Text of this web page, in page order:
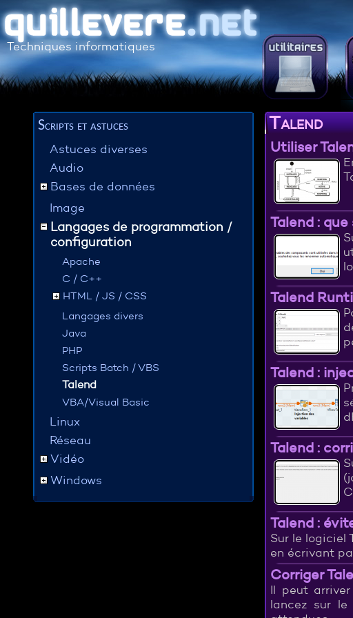
Techniques informatiques
Scripts et astuces
Astuces diverses
Audio
Bases de données
Image
Langages de programmation /
configuration
Apache
C / C++
HTML / JS / CSS
Langages divers
Java
PHP
Scripts Batch / VBS
Talend
VBA/Visual Basic
Linux
Réseau
Vidéo
Windows
Talend
Utiliser
Talend :
Talend
Talend :
Talend :
Talend :
Sur le logiciel
en écrivant
Corriger
Il peut
lancez sur